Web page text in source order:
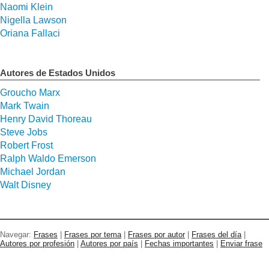
Naomi Klein
Nigella Lawson
Oriana Fallaci
Autores de Estados Unidos
Groucho Marx
Mark Twain
Henry David Thoreau
Steve Jobs
Robert Frost
Ralph Waldo Emerson
Michael Jordan
Walt Disney
Navegar: Frases Frases por tema| Frases por autor Frases del día|
Autores por profesión
Autores por país Fechas importantes Enviar frase